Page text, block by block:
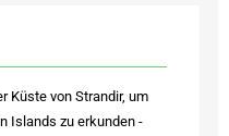
Küste von Strandir, um
Islands zu erkunden -